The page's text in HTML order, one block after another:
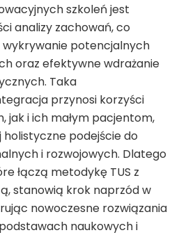
szkoleń jest
analizy zachowań, co
wykrywanie potencjalnych
oraz efektywne wdrażanie
Taka
przynosi korzyści
jak i ich małym pacjentom,
podejście do
i rozwojowych. Dlatego
łączą metodykę TUS z
stanowią krok naprzód w
nowoczesne rozwiązania
naukowych i